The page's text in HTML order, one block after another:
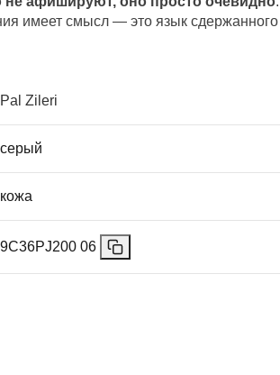
имеет смысл — это язык сдержанного
Pal Zileri
серый
кожа
9С36РJ200 06